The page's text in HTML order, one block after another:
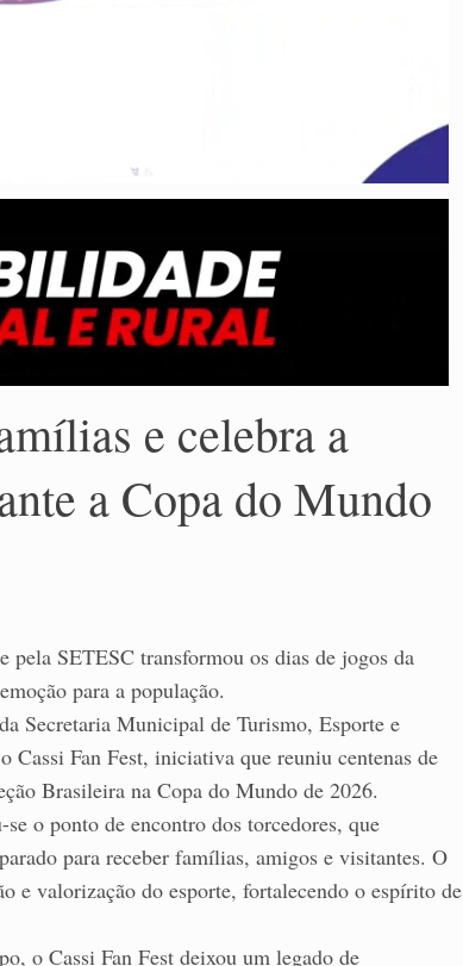
e celebra a
a Copa do Mundo
SETESC transformou os dias de jogos da
para a população.
Secretaria Municipal de Turismo, Esporte e
Cassi Fan Fest, iniciativa que reuniu centenas de
Brasileira na Copa do Mundo de 2026.
o ponto de encontro dos torcedores, que
para receber famílias, amigos e visitantes. O
e valorização do esporte, fortalecendo o espírito de
o Cassi Fan Fest deixou um legado de